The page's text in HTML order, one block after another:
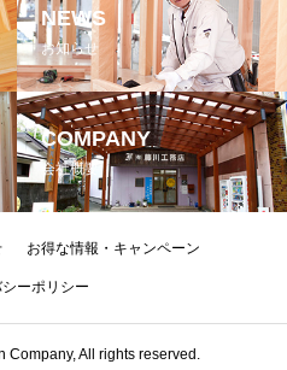
NEWS
お知らせ
COMPANY
会社概要
お得な情報・キャンペーン
ーポリシー
Company, All rights reserved.